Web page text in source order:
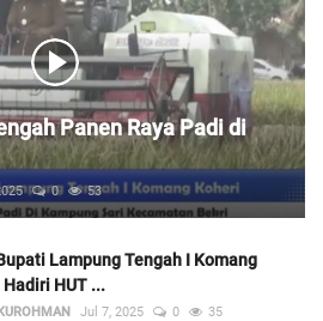
Panen Raya Padi di
0 53
Lampung Tengah I Komang
HUT ...
Jul 7, 2025 0 35